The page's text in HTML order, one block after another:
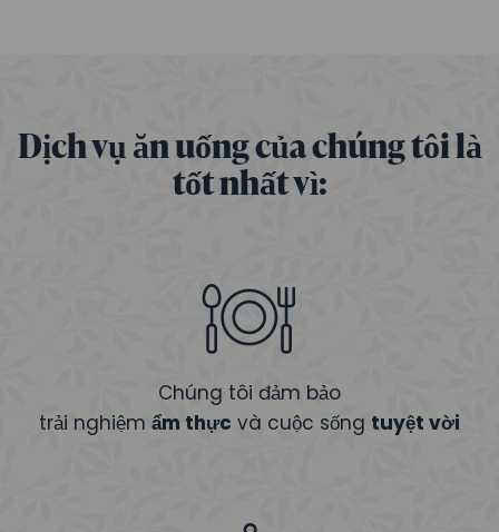
Dịch vụ ăn uống của chúng tôi là
tốt nhất vì:
Chúng tôi đảm bảo
trải nghiệm ẩm thực và cuộc sống tuyệt vời